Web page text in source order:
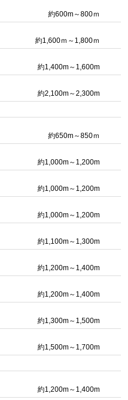
約600m～800ｍ
約1,600ｍ～1,800ｍ
約1,400m～1,600m
約2,100m～2,300m
約650m～850ｍ
約1,000m～1,200m
約1,000m～1,200m
約1,000m～1,200m
約1,100m～1,300m
約1,200m～1,400m
約1,200m～1,400m
約1,300m～1,500m
約1,500m～1,700m
約1,200m～1,400m